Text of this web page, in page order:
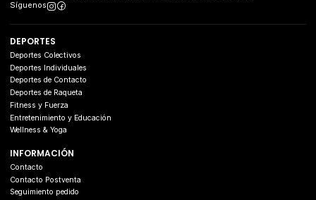
Síguenos
DEPORTES
Deportes Colectivos
Deportes Individuales
Deportes de Contacto
Deportes de Raqueta
Fitness y Fuerza
Entretenimiento y Educación
Wellness & Yoga
INFORMACIÓN
Contacto
Contacto Postventa
Seguimiento pedido